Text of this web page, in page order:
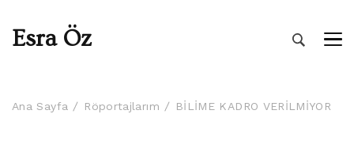
Esra Öz
Ana Sayfa Röportajlarım BİLİME KADRO VERİLMİYOR